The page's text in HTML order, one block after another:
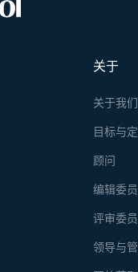
关于
关于我们
目标与
顾问
编辑委
评审委
领导与